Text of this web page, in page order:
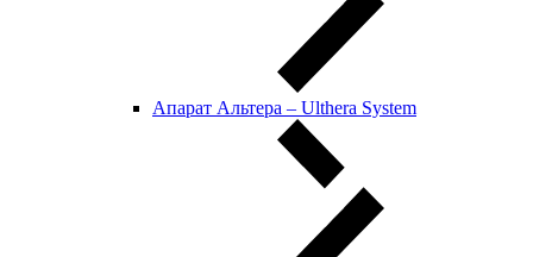
Апарат Альтера – Ulthera System